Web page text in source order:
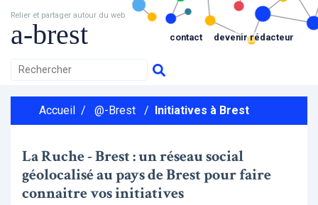
Relier et partager autour du web
a-brest contact devenir rédacteur
Accueil / @-Brest / Initiatives à Brest
La Ruche - Brest : un réseau social
géolocalisé au pays de Brest pour faire
connaitre vos initiatives